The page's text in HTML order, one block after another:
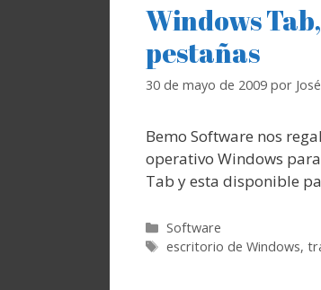
Windows
pestañas
30 de mayo de 2009 por
Bemo Software nos
operativo Windows
Tab y esta disponible
Categorías
Software
Etiquetas
escritorio de Windows,